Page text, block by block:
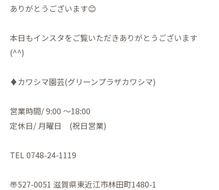
ありがとうございます😊
本日もインスタをご覧いただきありがとうございます
(^^)
♦︎カワシマ園芸(グリーンプラザカワシマ)
営業時間/ 9:00 〜18:00
定休日/ 月曜日 (祝日営業)
TEL 0748-24-1119
〠527-0051 滋賀県東近江市林田町1480-1